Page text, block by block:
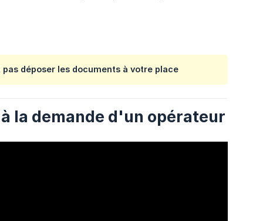
déposer les documents à votre place
la demande d'un opérateur